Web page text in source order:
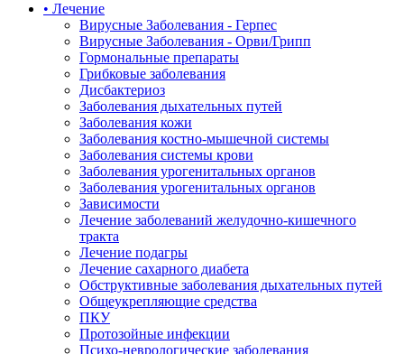
• Лечение
Вирусные Заболевания - Герпес
Вирусные Заболевания - Орви/Грипп
Гормональные препараты
Грибковые заболевания
Дисбактериоз
Заболевания дыхательных путей
Заболевания кожи
Заболевания костно-мышечной системы
Заболевания системы крови
Заболевания урогенитальных органов
Заболевания урогенитальных органов
Зависимости
Лечение заболеваний желудочно-кишечного
тракта
Лечение подагры
Лечение сахарного диабета
Обструктивные заболевания дыхательных путей
Общеукрепляющие средства
ПКУ
Протозойные инфекции
Психо-неврологические заболевания